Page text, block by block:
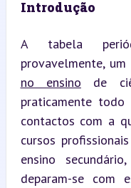
Introdução
A tabela
no ensino de
praticamente todo
contactos com a
cursos
ensino
deparam-se com